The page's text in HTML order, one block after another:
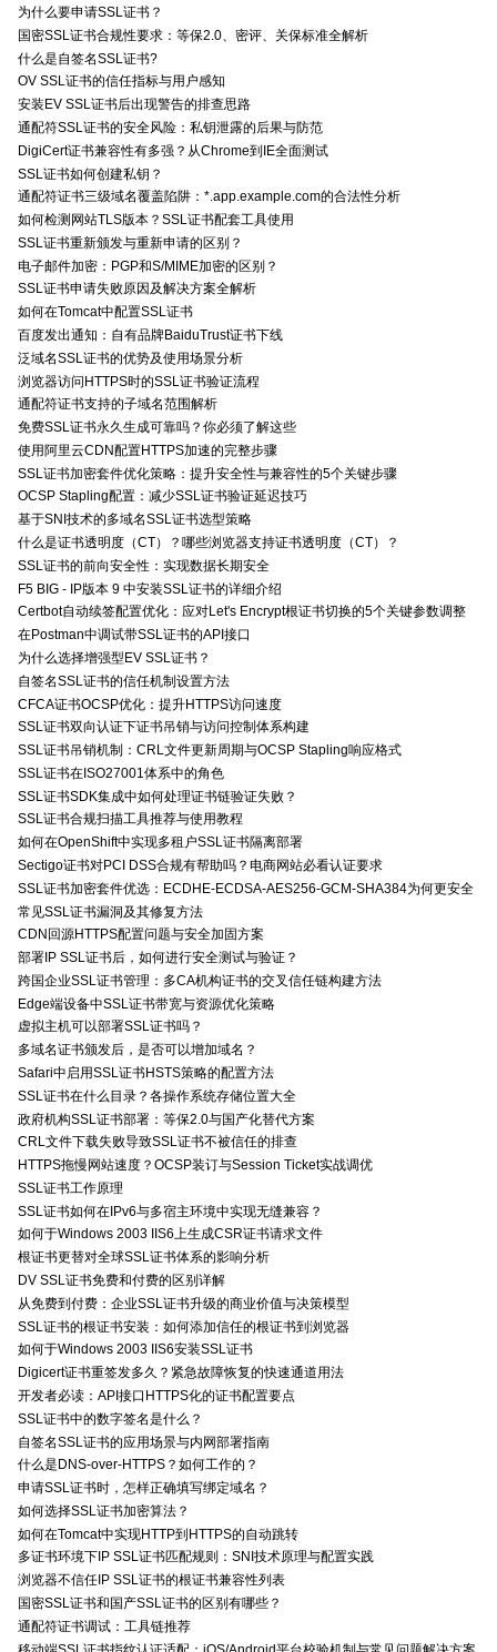
为什么要申请SSL证书？
国密SSL证书合规性要求：等保2.0、密评、关保标准全解析
什么是自签名SSL证书?
OV SSL证书的信任指标与用户感知
安装EV SSL证书后出现警告的排查思路
通配符SSL证书的安全风险：私钥泄露的后果与防范
DigiCert证书兼容性有多强？从Chrome到IE全面测试
SSL证书如何创建私钥？
通配符证书三级域名覆盖陷阱：*.app.example.com的合法性分析
如何检测网站TLS版本？SSL证书配套工具使用
SSL证书重新颁发与重新申请的区别？
电子邮件加密：PGP和S/MIME加密的区别？
SSL证书申请失败原因及解决方案全解析
如何在Tomcat中配置SSL证书
百度发出通知：自有品牌BaiduTrust证书下线
泛域名SSL证书的优势及使用场景分析
浏览器访问HTTPS时的SSL证书验证流程
通配符证书支持的子域名范围解析
免费SSL证书永久生成可靠吗？你必须了解这些
使用阿里云CDN配置HTTPS加速的完整步骤
SSL证书加密套件优化策略：提升安全性与兼容性的5个关键步骤
OCSP Stapling配置：减少SSL证书验证延迟技巧
基于SNI技术的多域名SSL证书选型策略
什么是证书透明度（CT）？哪些浏览器支持证书透明度（CT）？
SSL证书的前向安全性：实现数据长期安全
F5 BIG - IP版本 9 中安装SSL证书的详细介绍
Certbot自动续签配置优化：应对Let's Encrypt根证书切换的5个关键参数调整
在Postman中调试带SSL证书的API接口
为什么选择增强型EV SSL证书？
自签名SSL证书的信任机制设置方法
CFCA证书OCSP优化：提升HTTPS访问速度
SSL证书双向认证下证书吊销与访问控制体系构建
SSL证书吊销机制：CRL文件更新周期与OCSP Stapling响应格式
SSL证书在ISO27001体系中的角色
SSL证书SDK集成中如何处理证书链验证失败？
SSL证书合规扫描工具推荐与使用教程
如何在OpenShift中实现多租户SSL证书隔离部署
Sectigo证书对PCI DSS合规有帮助吗？电商网站必看认证要求
SSL证书加密套件优选：ECDHE-ECDSA-AES256-GCM-SHA384为何更安全
常见SSL证书漏洞及其修复方法
CDN回源HTTPS配置问题与安全加固方案
部署IP SSL证书后，如何进行安全测试与验证？
跨国企业SSL证书管理：多CA机构证书的交叉信任链构建方法
Edge端设备中SSL证书带宽与资源优化策略
虚拟主机可以部署SSL证书吗？
多域名证书颁发后，是否可以增加域名？
Safari中启用SSL证书HSTS策略的配置方法
SSL证书在什么目录？各操作系统存储位置大全
政府机构SSL证书部署：等保2.0与国产化替代方案
CRL文件下载失败导致SSL证书不被信任的排查
HTTPS拖慢网站速度？OCSP装订与Session Ticket实战调优
SSL证书工作原理
SSL证书如何在IPv6与多宿主环境中实现无缝兼容？
如何于Windows 2003 IIS6上生成CSR证书请求文件
根证书更替对全球SSL证书体系的影响分析
DV SSL证书免费和付费的区别详解
从免费到付费：企业SSL证书升级的商业价值与决策模型
SSL证书的根证书安装：如何添加信任的根证书到浏览器
如何于Windows 2003 IIS6安装SSL证书
Digicert证书重签发多久？紧急故障恢复的快速通道用法
开发者必读：API接口HTTPS化的证书配置要点
SSL证书中的数字签名是什么？
自签名SSL证书的应用场景与内网部署指南
什么是DNS-over-HTTPS？如何工作的？
申请SSL证书时，怎样正确填写绑定域名？
如何选择SSL证书加密算法？
如何在Tomcat中实现HTTP到HTTPS的自动跳转
多证书环境下IP SSL证书匹配规则：SNI技术原理与配置实践
浏览器不信任IP SSL证书的根证书兼容性列表
国密SSL证书和国产SSL证书的区别有哪些？
通配符证书调试：工具链推荐